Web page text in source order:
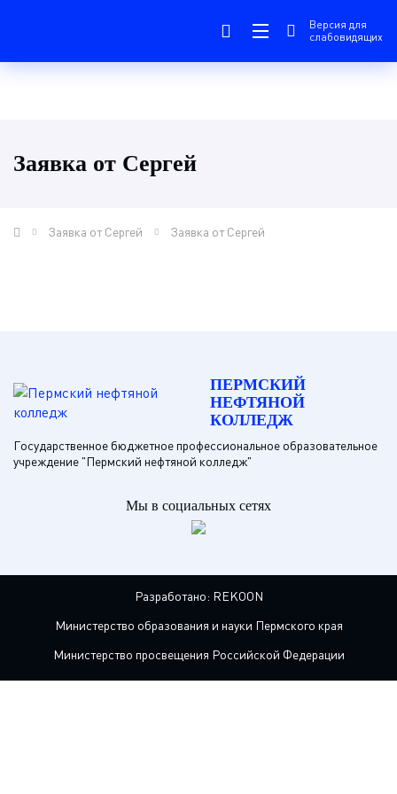
Версия для
слабовидящих
Заявка от Сергей
Заявка от Сергей Заявка от Сергей
ПЕРМСКИЙ
НЕФТЯНОЙ
КОЛЛЕДЖ
Государственное бюджетное профессиональное образовательное
учреждение "Пермский нефтяной колледж"
Мы в социальных сетях
Разработано: REKOON
Министерство образования и науки Пермского края
Министерство просвещения Российской Федерации